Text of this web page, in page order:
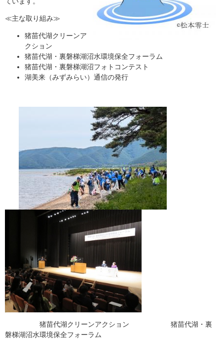
≪主な取り組み≫
猪苗代湖クリーンア
クション
猪苗代湖・裏磐梯湖沼水環境保全フォーラム
猪苗代湖・裏磐梯湖沼フォトコンテスト
湖美来（みずみらい）通信の発行
猪苗代湖クリーンアクション 猪苗代湖・裏
磐梯湖沼水環境保全フォーラム